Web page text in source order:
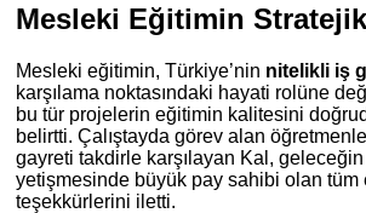
Mesleki Eğitimin
Mesleki eğitimin, Türkiye’nin nitelikli iş
karşılama noktasındaki hayati rolüne
bu tür projelerin eğitimin kalitesini
belirtti. Çalıştayda görev alan
gayreti takdirle karşılayan Kal, geleceğin
yetişmesinde büyük pay sahibi olan tüm
teşekkürlerini iletti.